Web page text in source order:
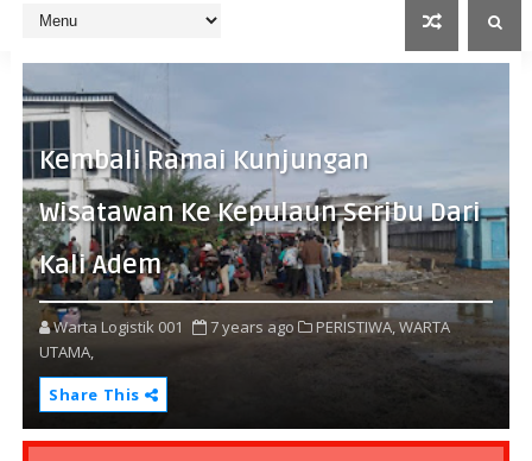
Kembali Ramai Kunjungan
Wisatawan Ke Kepulaun Seribu Dari
Kali Adem
Warta Logistik 001 7 years ago PERISTIWA, WARTA
UTAMA,
Share This